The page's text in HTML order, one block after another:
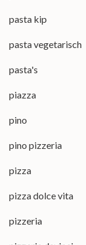
pasta kip
pasta vegetarisch
pasta's
piazza
pino
pino pizzeria
pizza
pizza dolce vita
pizzeria